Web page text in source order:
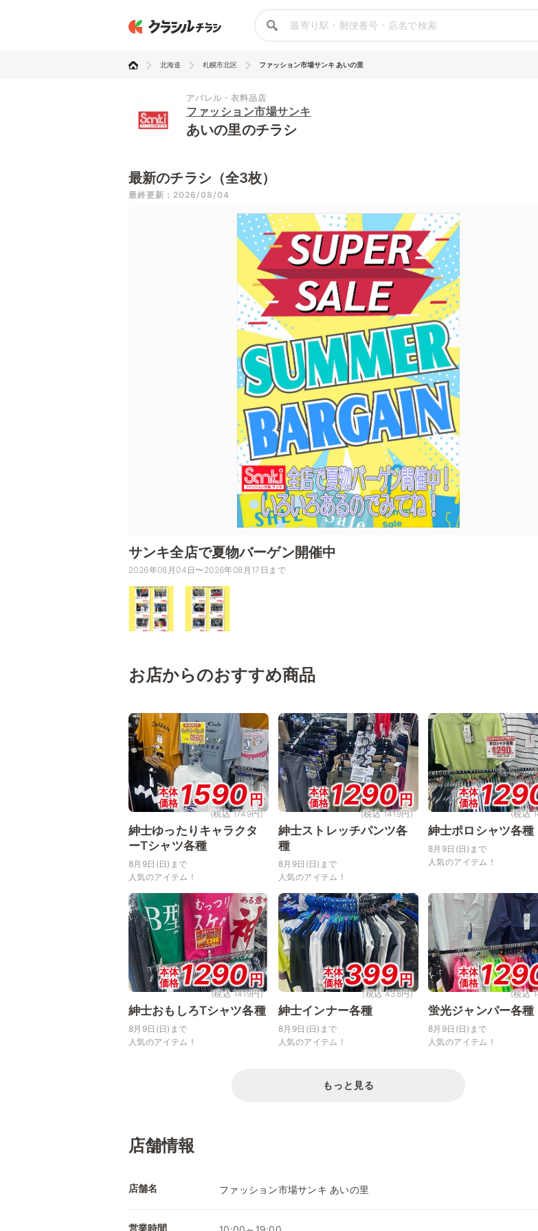
北海道 札幌市北区 ファッション市場サンキ あいの里
アパレル・衣料品店
ファッション市場サンキ
あいの里のチラシ
最新のチラシ（全3枚）
最終更新：2026/08/04
サンキ全店で夏物バーゲン開催中
2026年08月04日〜2026年08月17日まで
お店からのおすすめ商品
本体
価格1590 円
(税込 1749円)
紳士ゆったりキャラクタ
ーTシャツ各種
8月9日(日)まで
人気のアイテム！
本体
価格1290 円
(税込 1419円)
紳士ストレッチパンツ各
種
8月9日(日)まで
人気のアイテム！
本体
価格
(税込
紳士ポロシャツ各種
8月9日(日)まで
人気のアイテム！
本体
価格1290 円
(税込 1419円)
紳士おもしろTシャツ各種
8月9日(日)まで
人気のアイテム！
本体
価格399 円
(税込 438円)
紳士インナー各種
8月9日(日)まで
人気のアイテム！
本体
価格
(税込
蛍光ジャンパー各種
8月9日(日)まで
人気のアイテム！
もっと見る
店舗情報
店舗名 ファッション市場サンキ あいの里
営業時間